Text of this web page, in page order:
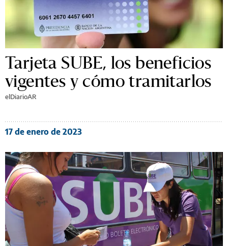
Tarjeta SUBE, los beneficios
vigentes y cómo tramitarlos
elDiarioAR
17 de enero de 2023